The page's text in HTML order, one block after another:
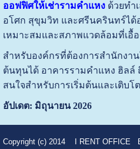
ออฟฟิศให้เช่ารามคำแหงด้วยทำ
อโศก สุขุมวิท และศรีนครินทร์ได้
เหมาะสมและสภาพแวดล้อมที่เอื้
สำหรับองค์กรที่ต้องการสำนักงา
ต้นทุนได้ อาคารรามคำแหง ฮิลล์
สนใจสำหรับการเริ่มต้นและเติบโ
อัปเดต: มิถุนายน 2026
Copyright (c) 2014 I RENT OFFICE